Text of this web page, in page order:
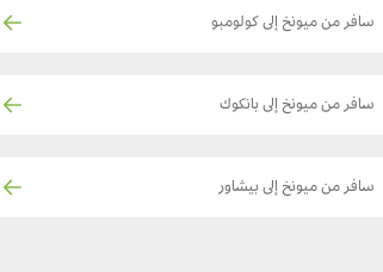
سافر من ميونخ إلى كولومبو
سافر من ميونخ إلى بانكوك
سافر من ميونخ إلى بيشاور